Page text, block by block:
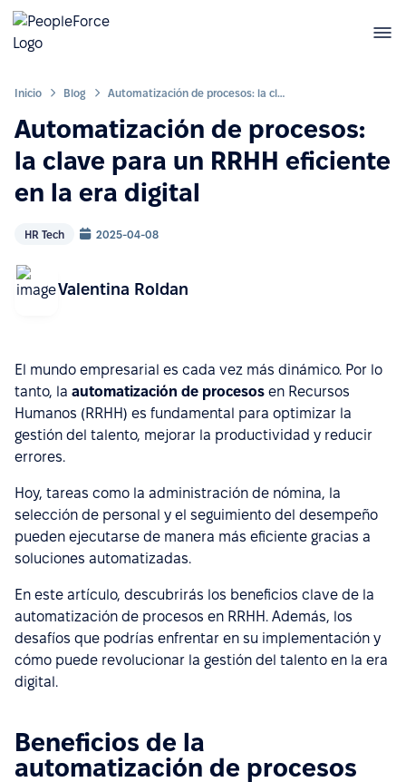
Inicio Blog Automatización de procesos: la clave para un RRHH eficiente en la era digital
Automatización de procesos:
la clave para un RRHH eficiente
en la era digital
HR Tech 2025-04-08
Valentina Roldan
El mundo empresarial es cada vez más dinámico. Por lo
tanto, la automatización de procesos en Recursos
Humanos (RRHH) es fundamental para optimizar la
gestión del talento, mejorar la productividad y reducir
errores.
Hoy, tareas como la administración de nómina, la
selección de personal y el seguimiento del desempeño
pueden ejecutarse de manera más eficiente gracias a
soluciones automatizadas.
En este artículo, descubrirás los beneficios clave de la
automatización de procesos en RRHH. Además, los
desafíos que podrías enfrentar en su implementación y
cómo puede revolucionar la gestión del talento en la era
digital.
Beneficios de la
automatización de procesos